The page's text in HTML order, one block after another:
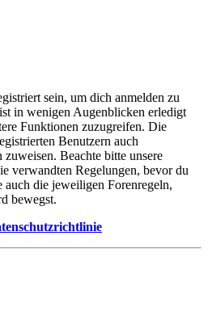
sein, um dich anmelden zu
in wenigen Augenblicken erledigt
Funktionen zuzugreifen. Die
Benutzern auch
Beachte bitte unsere
verwandten Regelungen, bevor du
auch die jeweiligen Forenregeln,
bewegst.